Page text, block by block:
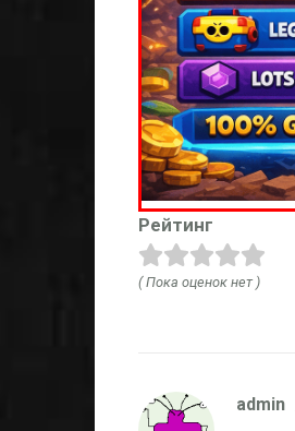
Рейтинг
( Пока оценок нет )
admin